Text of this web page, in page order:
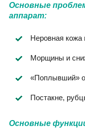
Основные
аппарат:
Неровная кожа
Морщины и
«Поплывший»
Постакне,
Основные